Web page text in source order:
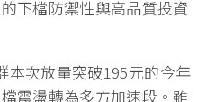
下檔防禦性與高品質投資
本次放量突破195元的今年
震盪轉為多方加速段。雖